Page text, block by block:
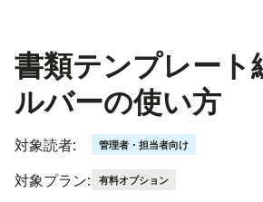
書類テンプレート
ルバーの使い方
対象読者: 管理者・担当者向け
対象プラン: 有料オプション